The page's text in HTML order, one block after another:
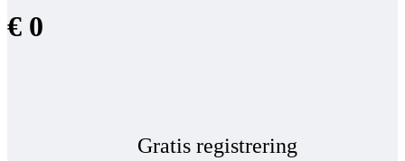
€ 0
Gratis registrering